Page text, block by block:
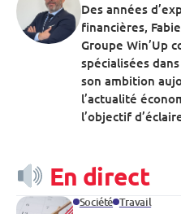
Des années
financières,
Groupe Win’Up
spécialisées
son ambition
l’actualité
l’objectif
En direct
Société Travail